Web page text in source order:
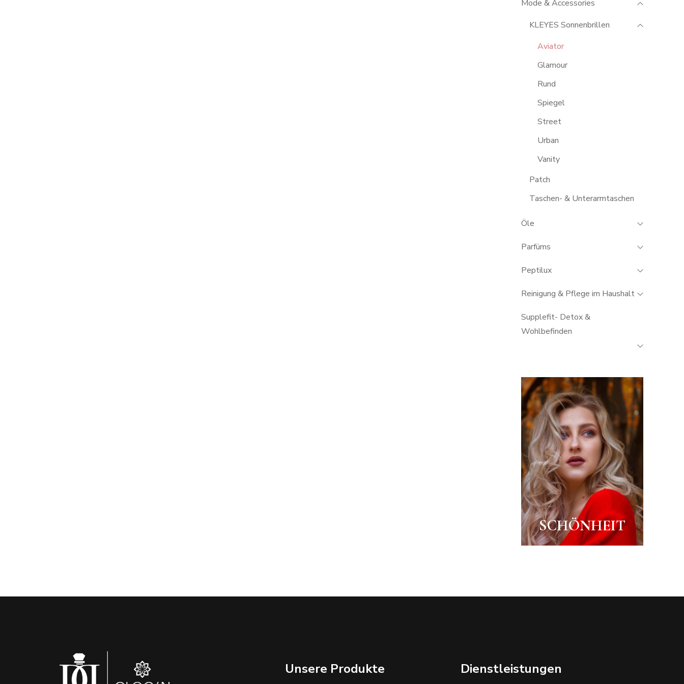
Mode & Accessories
KLEYES Sonnenbrillen
Aviator
Glamour
Rund
Spiegel
Street
Urban
Vanity
Patch
Taschen- & Unterarmtaschen
Öle
Parfüms
Peptilux
Reinigung & Pflege im Haushalt
Supplefit- Detox &
Wohlbefinden
SCHÖNHEIT
Unsere Produkte Dienstleistungen